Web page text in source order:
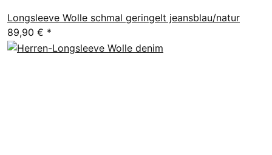
Longsleeve Wolle schmal geringelt jeansblau/natur
89,90 € *